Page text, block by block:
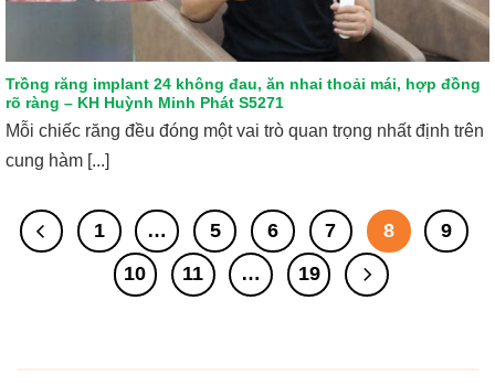
Trồng răng implant 24 không đau, ăn nhai thoải mái, hợp đồng
rõ ràng – KH Huỳnh Minh Phát S5271
Mỗi chiếc răng đều đóng một vai trò quan trọng nhất định trên
cung hàm [...]
1 … 5 6 7 8
9
10
11 … 19